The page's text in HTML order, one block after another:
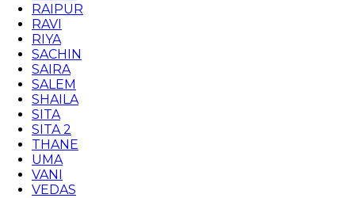
RAIPUR
RAVI
RIYA
SACHIN
SAIRA
SALEM
SHAILA
SITA
SITA 2
THANE
UMA
VANI
VEDAS